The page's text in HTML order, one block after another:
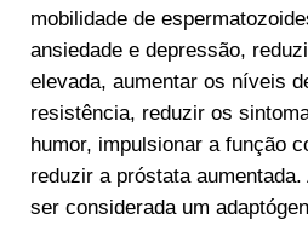
mobilidade de
ansiedade e depressão,
elevada, aumentar os níveis
resistência, reduzir os
humor, impulsionar a função
reduzir a próstata
ser considerada um